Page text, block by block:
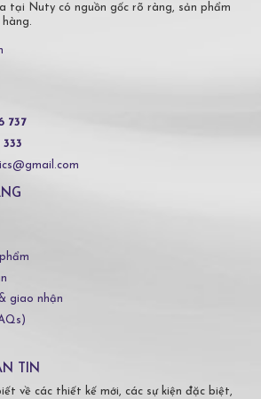
tại Nuty có nguồn gốc rõ ràng, sản phẩm
737
giao nhận
TIN
về các thiết kế mới, các sự kiện đặc biệt,